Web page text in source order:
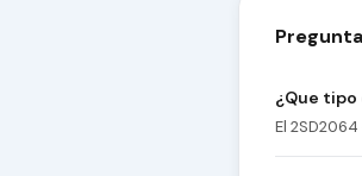
¿Que
El